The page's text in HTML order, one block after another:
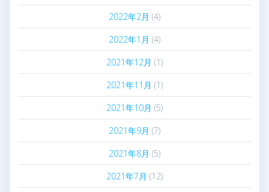
2022年2月 (4)
2022年1月 (4)
2021年12月 (1)
2021年11月 (1)
2021年10月 (5)
2021年9月 (7)
2021年8月 (5)
2021年7月 (12)